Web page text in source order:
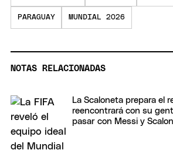
PARAGUAY MUNDIAL 2026
NOTAS RELACIONADAS
La Scaloneta prepara el
reencontrará con su
pasar con Messi y